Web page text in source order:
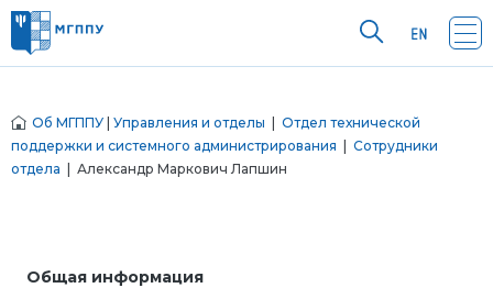
Об МГППУ Управления и отделы
Отдел технической
поддержки и системного администрирования
Сотрудники
отдела | Александр Маркович Лапшин
Общая информация